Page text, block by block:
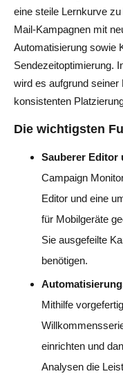
eine steile Lernkurve
Mail-Kampagnen mit
Automatisierung sowie
Sendezeitoptimierung.
wird es aufgrund
konsistenten
Die wichtigsten
Sauberer Editor
Campaign
Editor und eine
für Mobilgeräte
Sie ausgefeilte
benötigen.
Mithilfe
einrichten und
Analysen die